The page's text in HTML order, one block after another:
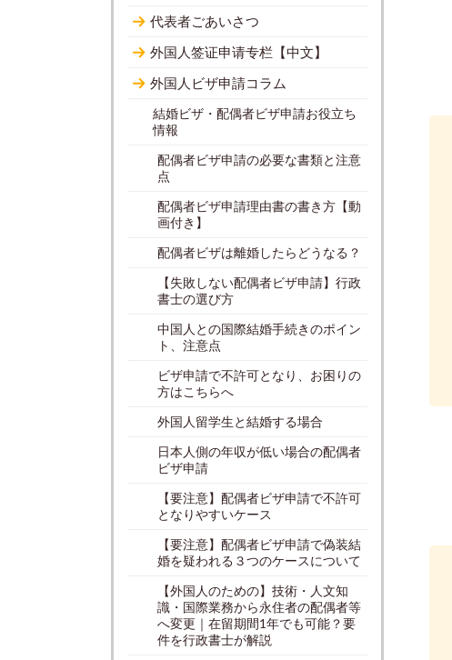
代表者ごあいさつ
外国人签证申请专栏【中文】
外国人ビザ申請コラム
結婚ビザ・配偶者ビザ申請お役立ち
情報
配偶者ビザ申請の必要な書類と注意
点
配偶者ビザ申請理由書の書き方【動
画付き】
配偶者ビザは離婚したらどうなる？
【失敗しない配偶者ビザ申請】行政
書士の選び方
中国人との国際結婚手続きのポイン
ト、注意点
ビザ申請で不許可となり、お困りの
方はこちらへ
外国人留学生と結婚する場合
日本人側の年収が低い場合の配偶者
ビザ申請
【要注意】配偶者ビザ申請で不許可
となりやすいケース
【要注意】配偶者ビザ申請で偽装結
婚を疑われる３つのケースについて
【外国人のための】技術・人文知
識・国際業務から永住者の配偶者等
へ変更｜在留期間1年でも可能？要
件を行政書士が解説